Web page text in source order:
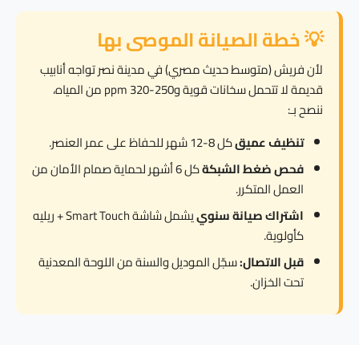
💡 خطة الصيانة الموصى بها
لأن فريش (متوسط حديث مصري) في مدينة نصر تواجه أنابيب
قديمة لا تتحمل سخانات قوية و250-320 ppm من المياه،
ننصح بـ:
تنظيف عميقكل 8-12 شهر للحفاظ على عمر العنصر.
فحص ضغط الشبكة
كل 6 أشهر لحماية صمام الأمان من
العمل المتكرر.
اشتراك صيانة سنوي
يشمل شاشة Smart Touch + ريليه
كأولوية.
قبل الاتصال:سجّل الموديل والسنة من اللوحة المعدنية
تحت الخزان.